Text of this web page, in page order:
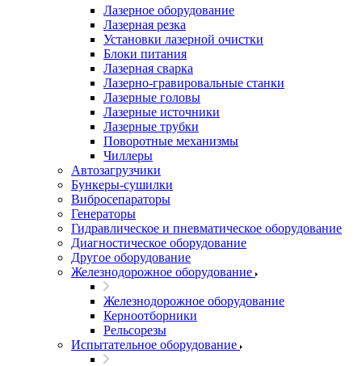
Лазерное оборудование
Лазерная резка
Установки лазерной очистки
Блоки питания
Лазерная сварка
Лазерно-гравировальные станки
Лазерные головы
Лазерные источники
Лазерные трубки
Поворотные механизмы
Чиллеры
Автозагрузчики
Бункеры-сушилки
Вибросепараторы
Генераторы
Гидравлическое и пневматическое оборудование
Диагностическое оборудование
Другое оборудование
Железнодорожное оборудование
Железнодорожное оборудование
Керноотборники
Рельсорезы
Испытательное оборудование